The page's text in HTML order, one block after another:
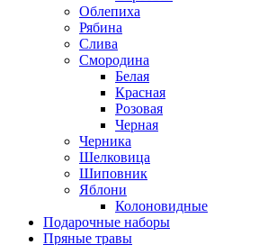
Облепиха
Рябина
Слива
Смородина
Белая
Красная
Розовая
Черная
Черника
Шелковица
Шиповник
Яблони
Колоновидные
Подарочные наборы
Пряные травы